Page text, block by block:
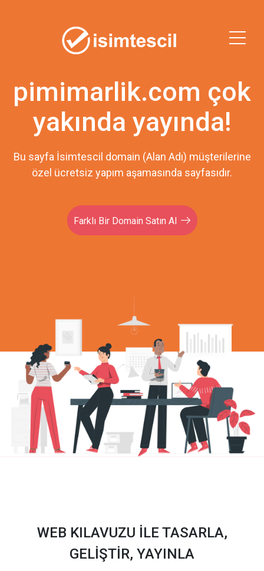
pimimarlik.com çok
yakında yayında!
Bu sayfa İsimtescil domain (Alan Adı) müşterilerine
özel ücretsiz yapım aşamasında sayfasıdır.
Farklı Bir Domain Satın Al
WEB KILAVUZU İLE TASARLA,
GELİŞTİR, YAYINLA